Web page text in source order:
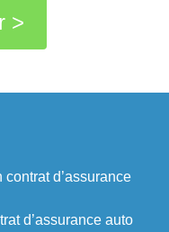
>
d’assurance
d’assurance auto